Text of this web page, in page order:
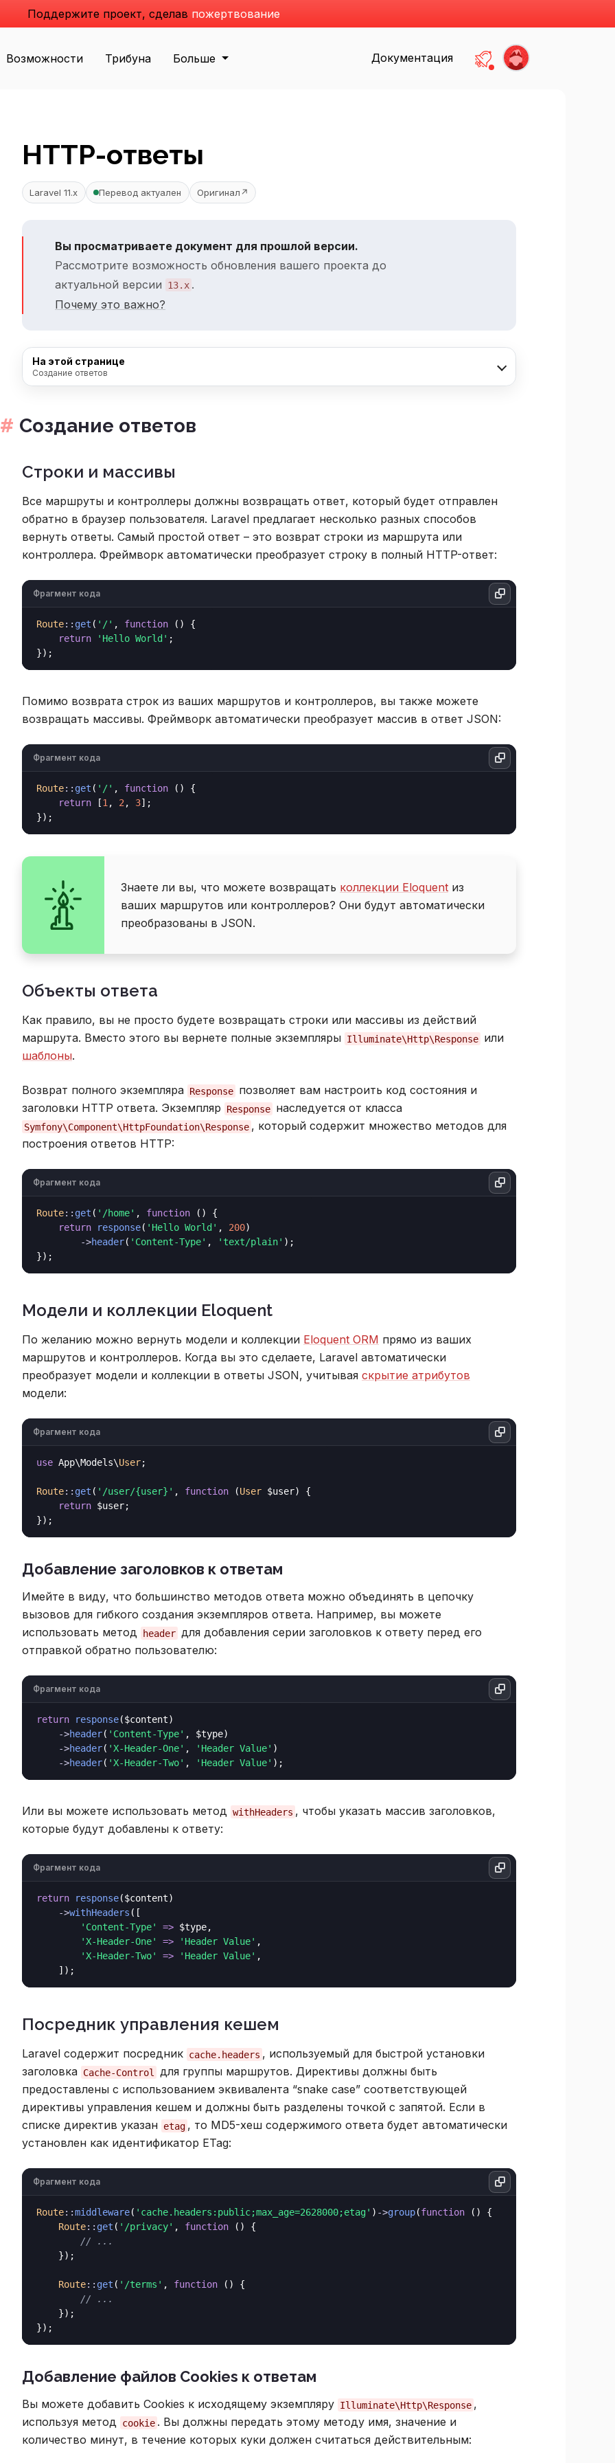
Поддержите проект, сделав пожертвование
Возможности Трибуна Больше
Документация
Есть не прочитанные
HTTP-ответы
Laravel 11.x Перевод актуален Оригинал ↗
Вы просматриваете документ для прошлой версии.
Рассмотрите возможность обновления вашего проекта до
актуальной версии
13.x .
Почему это важно?
На этой странице
Создание ответов
Создание ответов
Строки и массивы
Все маршруты и контроллеры должны возвращать ответ, который будет отправлен
обратно в браузер пользователя. Laravel предлагает несколько разных способов
вернуть ответы. Самый простой ответ – это возврат строки из маршрута или
контроллера. Фреймворк автоматически преобразует строку в полный HTTP-ответ:
Фрагмент кода
Route:: get ( '/' , function () {
return
'Hello World' ;
Помимо возврата строк из ваших маршрутов и контроллеров, вы также можете
возвращать массивы. Фреймворк автоматически преобразует массив в ответ JSON:
Фрагмент кода
Route:: get ( '/' , function () {
return [1, 2, 3];
Знаете ли вы, что можете возвращать коллекции Eloquent из
ваших маршрутов или контроллеров? Они будут автоматически
преобразованы в JSON.
Объекты ответа
Как правило, вы не просто будете возвращать строки или массивы из действий
маршрута. Вместо этого вы вернете полные экземпляры Illuminate\Http\Response или
шаблоны.
Возврат полного экземпляра Response позволяет вам настроить код состояния и
заголовки HTTP ответа. Экземпляр
Response наследуется от класса
Symfony\Component\HttpFoundation\Response , который содержит множество методов для
построения ответов HTTP:
Фрагмент кода
Route:: get ( '/home' , function () {
return
response( 'Hello World' , 200)
->header( 'Content-Type' , 'text/plain' );
Модели и коллекции Eloquent
По желанию можно вернуть модели и коллекции Eloquent ORM прямо из ваших
маршрутов и контроллеров. Когда вы это сделаете, Laravel автоматически
преобразует модели и коллекции в ответы JSON, учитывая скрытие атрибутов
модели:
Фрагмент кода
use App\Models\User;
Route:: get ( '/user/{user}' , function (User $user) {
return $user;
Добавление заголовков к ответам
Имейте в виду, что большинство методов ответа можно объединять в цепочку
вызовов для гибкого создания экземпляров ответа. Например, вы можете
использовать метод header для добавления серии заголовков к ответу перед его
отправкой обратно пользователю:
Фрагмент кода
return response($content)
->header( 'Content-Type' , $type)
->header( 'X-Header-One' , 'Header Value' )
->header( 'X-Header-Two' , 'Header Value'
Или вы можете использовать метод withHeaders , чтобы указать массив заголовков,
которые будут добавлены к ответу:
Фрагмент кода
return response($content)
->withHeaders ([
'Content-Type'
=> $type,
'X-Header-One'
=> 'Header Value' ,
'X-Header-Two'
=> 'Header Value' ,
Посредник управления кешем
Laravel содержит посредник cache.headers , используемый для быстрой установки
заголовка Cache-Control
для группы маршрутов. Директивы должны быть
предоставлены с использованием эквивалента “snake case” соответствующей
директивы управления кешем и должны быть разделены точкой с запятой. Если в
списке директив указан etag , то MD5-хеш содержимого ответа будет автоматически
установлен как идентификатор ETag:
Фрагмент кода
Route::middleware( 'cache.headers:public;max_age=2628000;etag' ) ->group(function () {
Route:: get ( '/privacy' , function () {
// ...
    });
Route:: get ( '/terms' , function () {
// ...
    });
Добавление файлов Cookies к ответам
Вы можете добавить Cookies к исходящему экземпляру Illuminate\Http\Response ,
используя метод cookie . Вы должны передать этому методу имя, значение и
количество минут, в течение которых куки должен считаться действительным: